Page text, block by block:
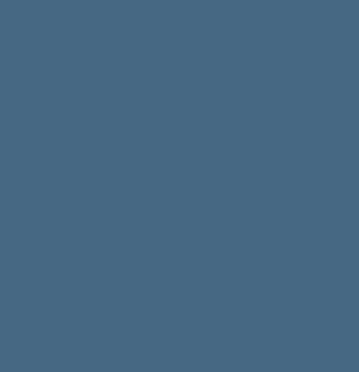
Pranešimus
, Politikos
JAV Valstybės
Venesuelos politinis
Seimo užsienio reikalų
,
užsienio reikalų komiteto
mokslo darbuotojas,
, Ukrainos
Nacionalinio saugumo ir
Parlamento užsienio